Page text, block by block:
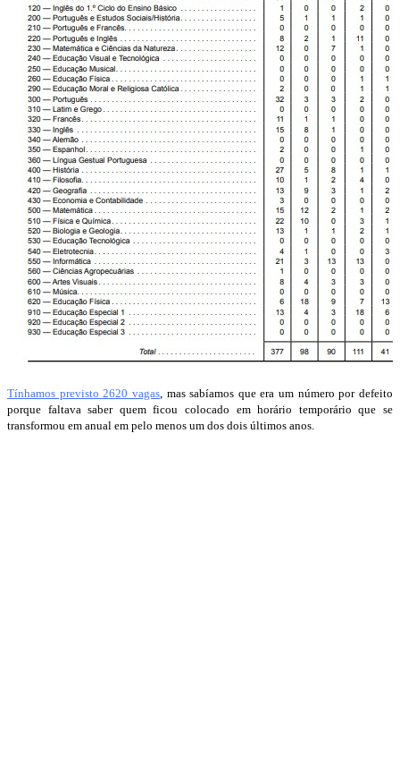
Tínhamos previsto 2620 vagas, mas sabíamos que era um número por defeito
porque faltava saber quem ficou colocado em horário temporário que se
transformou em anual em pelo menos um dos dois últimos anos.